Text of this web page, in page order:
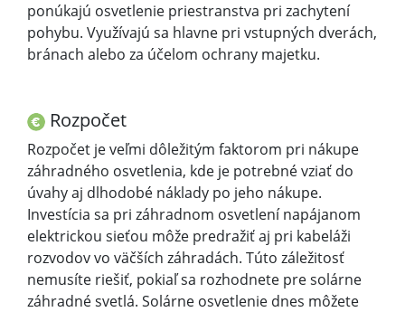
ponúkajú osvetlenie priestranstva pri zachytení
pohybu. Využívajú sa hlavne pri vstupných dverách,
bránach alebo za účelom ochrany majetku.
Rozpočet
Rozpočet je veľmi dôležitým faktorom pri nákupe
záhradného osvetlenia, kde je potrebné vziať do
úvahy aj dlhodobé náklady po jeho nákupe.
Investícia sa pri záhradnom osvetlení napájanom
elektrickou sieťou môže predražiť aj pri kabeláži
rozvodov vo väčších záhradách. Túto záležitosť
nemusíte riešiť, pokiaľ sa rozhodnete pre solárne
záhradné svetlá. Solárne osvetlenie dnes môžete